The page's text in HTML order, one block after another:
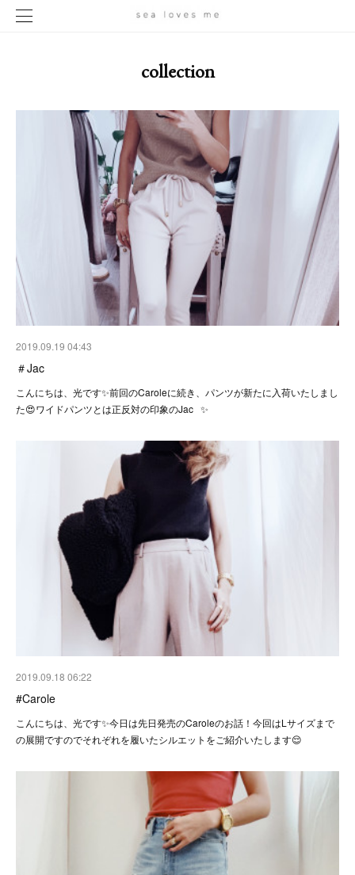
collection
2019.09.19 04:43
＃Jac
こんにちは、光です✨前回のCaroleに続き、パンツが新たに入荷いたしまし
た😍ワイドパンツとは正反対の印象のJac ✨
2019.09.18 06:22
#Carole
こんにちは、光です✨今日は先日発売のCaroleのお話！今回はLサイズまで
の展開ですのでそれぞれを履いたシルエットをご紹介いたします😌